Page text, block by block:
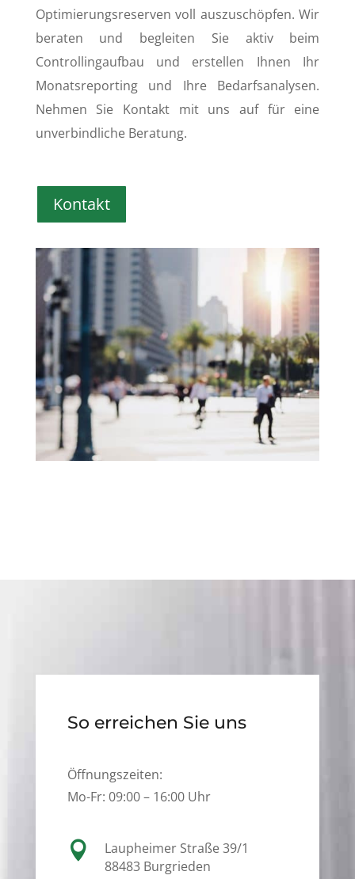
Optimierungsreserven voll auszuschöpfen. Wir
beraten und begleiten Sie aktiv beim
Controllingaufbau und erstellen Ihnen Ihr
Monatsreporting und Ihre Bedarfsanalysen.
Nehmen Sie Kontakt mit uns auf für eine
unverbindliche Beratung.
Kontakt
So erreichen Sie uns
Öffnungszeiten:
Mo-Fr: 09:00 – 16:00 Uhr

Laupheimer Straße 39/1
88483 Burgrieden